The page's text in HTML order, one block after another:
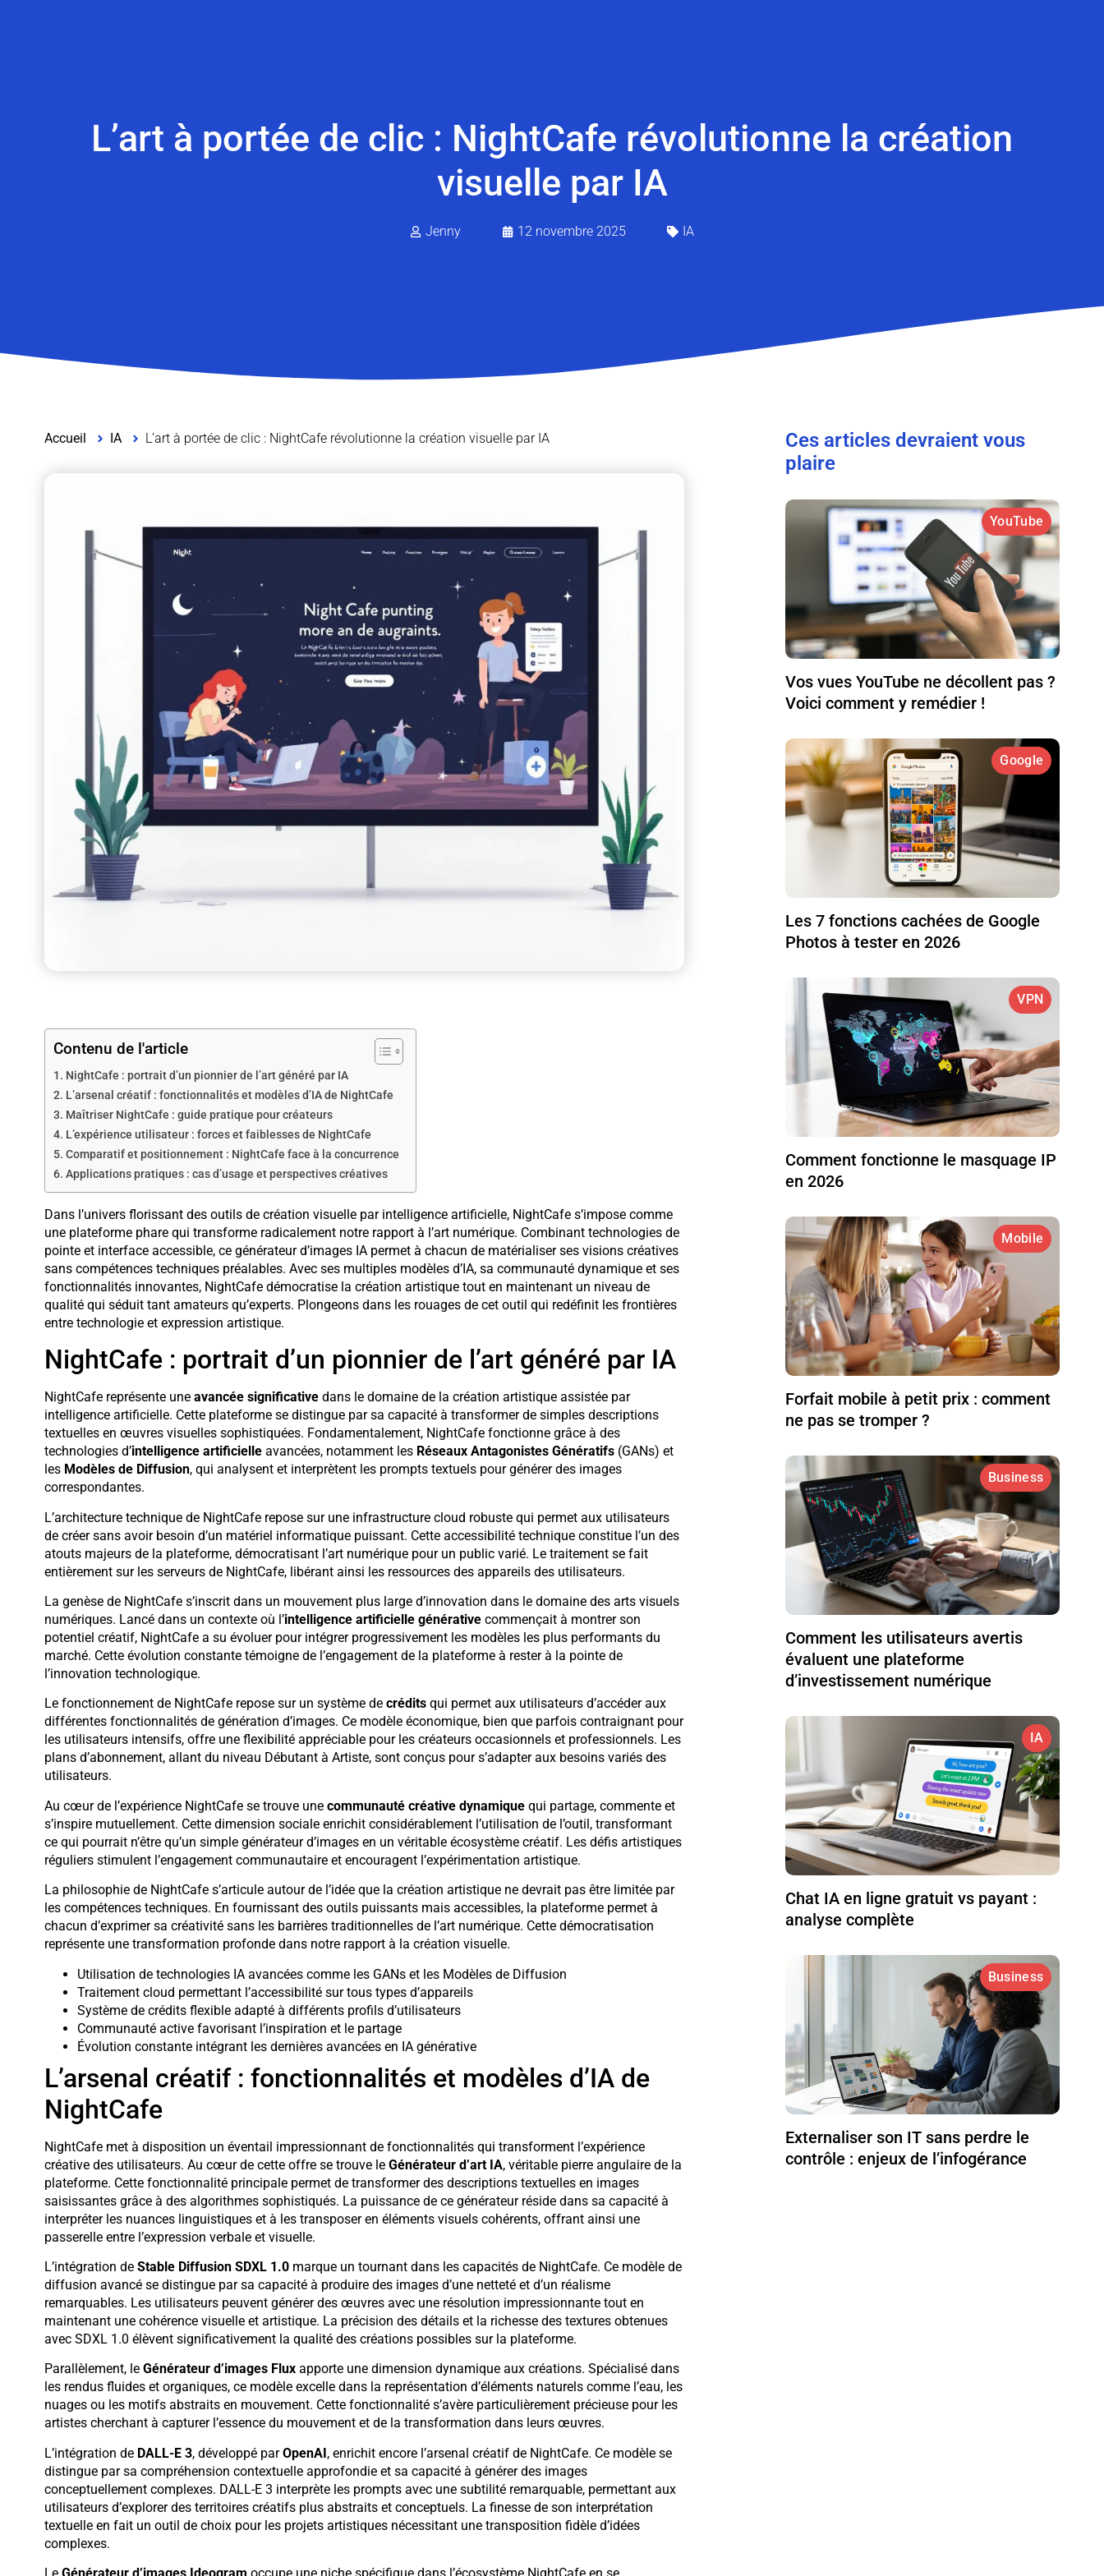
L’art à portée de clic : NightCafe révolutionne la création
visuelle par IA
Jenny 12 novembre 2025 IA
Accueil IA L’art à portée de clic : NightCafe révolutionne la création visuelle par IA
Contenu de l'article
NightCafe : portrait d’un pionnier de l’art généré par IA
L’arsenal créatif : fonctionnalités et modèles d’IA de NightCafe
Maîtriser NightCafe : guide pratique pour créateurs
L’expérience utilisateur : forces et faiblesses de NightCafe
Comparatif et positionnement : NightCafe face à la concurrence
Applications pratiques : cas d’usage et perspectives créatives
Dans l’univers florissant des outils de création visuelle par intelligence artificielle, NightCafe s’impose comme
une plateforme phare qui transforme radicalement notre rapport à l’art numérique. Combinant technologies de
pointe et interface accessible, ce générateur d’images IA permet à chacun de matérialiser ses visions créatives
sans compétences techniques préalables. Avec ses multiples modèles d’IA, sa communauté dynamique et ses
fonctionnalités innovantes, NightCafe démocratise la création artistique tout en maintenant un niveau de
qualité qui séduit tant amateurs qu’experts. Plongeons dans les rouages de cet outil qui redéfinit les frontières
entre technologie et expression artistique.
NightCafe : portrait d’un pionnier de l’art généré par IA
NightCafe représente une avancée significativedans le domaine de la création artistique assistée par
intelligence artificielle. Cette plateforme se distingue par sa capacité à transformer de simples descriptions
textuelles en œuvres visuelles sophistiquées. Fondamentalement, NightCafe fonctionne grâce à des
technologies d’intelligence artificielleavancées, notamment les Réseaux Antagonistes Génératifs(GANs) et
les Modèles de Diffusion, qui analysent et interprètent les prompts textuels pour générer des images
correspondantes.
L’architecture technique de NightCafe repose sur une infrastructure cloud robuste qui permet aux utilisateurs
de créer sans avoir besoin d’un matériel informatique puissant. Cette accessibilité technique constitue l’un des
atouts majeurs de la plateforme, démocratisant l’art numérique pour un public varié. Le traitement se fait
entièrement sur les serveurs de NightCafe, libérant ainsi les ressources des appareils des utilisateurs.
La genèse de NightCafe s’inscrit dans un mouvement plus large d’innovation dans le domaine des arts visuels
numériques. Lancé dans un contexte où l’intelligence artificielle générativecommençait à montrer son
potentiel créatif, NightCafe a su évoluer pour intégrer progressivement les modèles les plus performants du
marché. Cette évolution constante témoigne de l’engagement de la plateforme à rester à la pointe de
l’innovation technologique.
Le fonctionnement de NightCafe repose sur un système de créditsqui permet aux utilisateurs d’accéder aux
différentes fonctionnalités de génération d’images. Ce modèle économique, bien que parfois contraignant pour
les utilisateurs intensifs, offre une flexibilité appréciable pour les créateurs occasionnels et professionnels. Les
plans d’abonnement, allant du niveau Débutant à Artiste, sont conçus pour s’adapter aux besoins variés des
utilisateurs.
Au cœur de l’expérience NightCafe se trouve une communauté créative dynamiquequi partage, commente et
s’inspire mutuellement. Cette dimension sociale enrichit considérablement l’utilisation de l’outil, transformant
ce qui pourrait n’être qu’un simple générateur d’images en un véritable écosystème créatif. Les défis artistiques
réguliers stimulent l’engagement communautaire et encouragent l’expérimentation artistique.
La philosophie de NightCafe s’articule autour de l’idée que la création artistique ne devrait pas être limitée par
les compétences techniques. En fournissant des outils puissants mais accessibles, la plateforme permet à
chacun d’exprimer sa créativité sans les barrières traditionnelles de l’art numérique. Cette démocratisation
représente une transformation profonde dans notre rapport à la création visuelle.
Utilisation de technologies IA avancées comme les GANs et les Modèles de Diffusion
Traitement cloud permettant l’accessibilité sur tous types d’appareils
Système de crédits flexible adapté à différents profils d’utilisateurs
Communauté active favorisant l’inspiration et le partage
Évolution constante intégrant les dernières avancées en IA générative
L’arsenal créatif : fonctionnalités et modèles d’IA de
NightCafe
NightCafe met à disposition un éventail impressionnant de fonctionnalités qui transforment l’expérience
créative des utilisateurs. Au cœur de cette offre se trouve le Générateur d’art IA, véritable pierre angulaire de la
plateforme. Cette fonctionnalité principale permet de transformer des descriptions textuelles en images
saisissantes grâce à des algorithmes sophistiqués. La puissance de ce générateur réside dans sa capacité à
interpréter les nuances linguistiques et à les transposer en éléments visuels cohérents, offrant ainsi une
passerelle entre l’expression verbale et visuelle.
L’intégration de Stable Diffusion SDXL 1.0marque un tournant dans les capacités de NightCafe. Ce modèle de
diffusion avancé se distingue par sa capacité à produire des images d’une netteté et d’un réalisme
remarquables. Les utilisateurs peuvent générer des œuvres avec une résolution impressionnante tout en
maintenant une cohérence visuelle et artistique. La précision des détails et la richesse des textures obtenues
avec SDXL 1.0 élèvent significativement la qualité des créations possibles sur la plateforme.
Parallèlement, le Générateur d’images Fluxapporte une dimension dynamique aux créations. Spécialisé dans
les rendus fluides et organiques, ce modèle excelle dans la représentation d’éléments naturels comme l’eau, les
nuages ou les motifs abstraits en mouvement. Cette fonctionnalité s’avère particulièrement précieuse pour les
artistes cherchant à capturer l’essence du mouvement et de la transformation dans leurs œuvres.
L’intégration de DALL-E 3, développé parOpenAI, enrichit encore l’arsenal créatif de NightCafe. Ce modèle se
distingue par sa compréhension contextuelle approfondie et sa capacité à générer des images
conceptuellement complexes. DALL-E 3 interprète les prompts avec une subtilité remarquable, permettant aux
utilisateurs d’explorer des territoires créatifs plus abstraits et conceptuels. La finesse de son interprétation
textuelle en fait un outil de choix pour les projets artistiques nécessitant une transposition fidèle d’idées
complexes.
Ces articles devraient vous
plaire
YouTube
Vos vues YouTube ne décollent pas ?
Voici comment y remédier !
Google
Les 7 fonctions cachées de Google
Photos à tester en 2026
VPN
Comment fonctionne le masquage IP
en 2026
Mobile
Forfait mobile à petit prix : comment
ne pas se tromper ?
Business
Comment les utilisateurs avertis
évaluent une plateforme
d’investissement numérique
IA
Chat IA en ligne gratuit vs payant :
analyse complète
Business
Externaliser son IT sans perdre le
contrôle : enjeux de l’infogérance